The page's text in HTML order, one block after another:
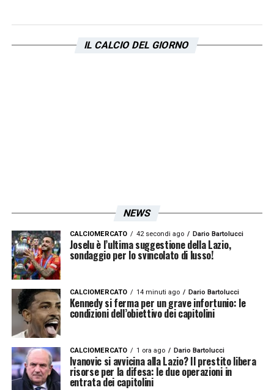
IL CALCIO DEL GIORNO
NEWS
CALCIOMERCATO 42 secondi ago Dario Bartolucci
Joselu è l’ultima suggestione della Lazio,
sondaggio per lo svincolato di lusso!
CALCIOMERCATO 14 minuti ago Dario Bartolucci
Kennedy si ferma per un grave infortunio: le
condizioni dell’obiettivo dei capitolini
CALCIOMERCATO 1 ora ago Dario Bartolucci
Ivanovic si avvicina alla Lazio? Il prestito libera
risorse per la difesa: le due operazioni in
entrata dei capitolini